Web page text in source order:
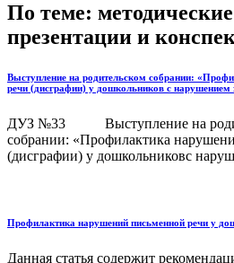
По теме:
презентации и
Выступление на родительском собрании:
речи (дисграфии) у дошкольников с нарушением
ДУЗ №33 Выступление на
собрании: «Профилактика
(дисграфии) у дошкольниковс
Профилактика нарушений письменной речи у
Данная статья содержит